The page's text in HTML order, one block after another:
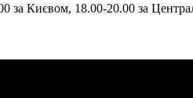
за Києвом, 18.00-20.00 за